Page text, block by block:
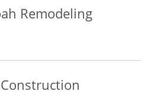
Remodeling